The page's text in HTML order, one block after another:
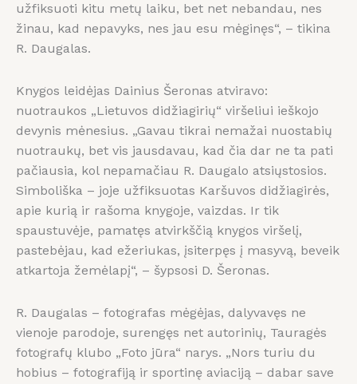
užfiksuoti kitu metų laiku, bet net nebandau, nes
žinau, kad nepavyks, nes jau esu mėginęs“, – tikina
R. Daugalas.
Knygos leidėjas Dainius Šeronas atviravo:
nuotraukos „Lietuvos didžiagirių“ viršeliui ieškojo
devynis mėnesius. „Gavau tikrai nemažai nuostabių
nuotraukų, bet vis jausdavau, kad čia dar ne ta pati
pačiausia, kol nepamačiau R. Daugalo atsiųstosios.
Simboliška – joje užfiksuotas Karšuvos didžiagirės,
apie kurią ir rašoma knygoje, vaizdas. Ir tik
spaustuvėje, pamatęs atvirkščią knygos viršelį,
pastebėjau, kad ežeriukas, įsiterpęs į masyvą, beveik
atkartoja žemėlapį“, – šypsosi D. Šeronas.
R. Daugalas – fotografas mėgėjas, dalyvavęs ne
vienoje parodoje, surengęs net autorinių, Tauragės
fotografų klubo „Foto jūra“ narys. „Nors turiu du
hobius – fotografiją ir sportinę aviaciją – dabar save